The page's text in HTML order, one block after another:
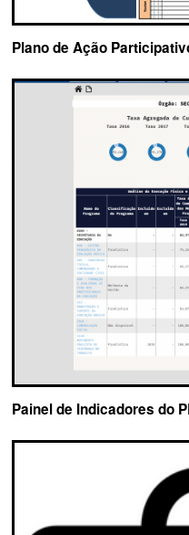
Plano de Ação
Painel de Indicadores do